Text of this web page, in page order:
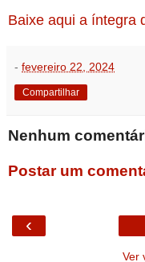
Baixe aqui a íntegra
- fevereiro 22, 2024
Compartilhar
Nenhum
Postar um
‹
Ver